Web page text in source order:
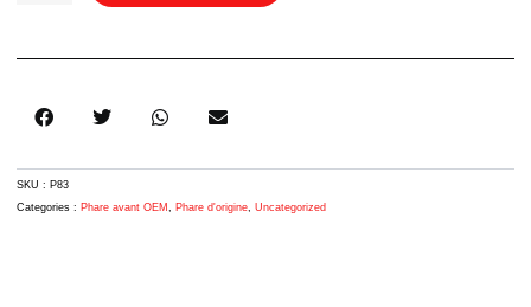
2008-
SKU : P83
Categories : Phare avant OEM , Phare d'origine, Uncategorized